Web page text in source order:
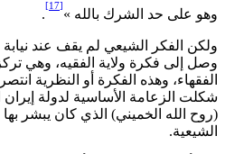
على حد الشرك بالله »
.
الفكر الشيعي لم يقف عند نيابة
إلى فكرة ولاية الفقيه، وهي
وهذه الفكرة أو النظرية
الزعامة الأساسية لدولة إيران
الله الخميني) الذي كان يبشر بها